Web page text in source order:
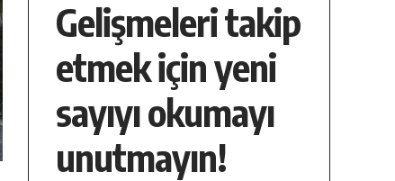
Gelişmeleri takip
etmek için yeni
sayıyı okumayı
unutmayın!